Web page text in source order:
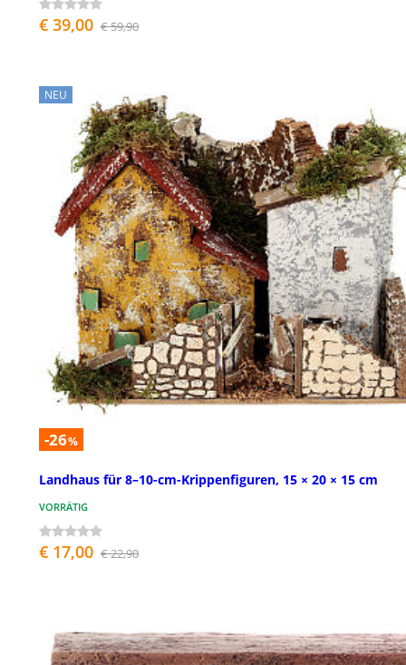
€ 39,00 € 59,90
NEU
-26%
Landhaus für 8–10-cm-Krippenfiguren, 15 × 20 × 15 cm
VORRÄTIG
€ 17,00 € 22,90